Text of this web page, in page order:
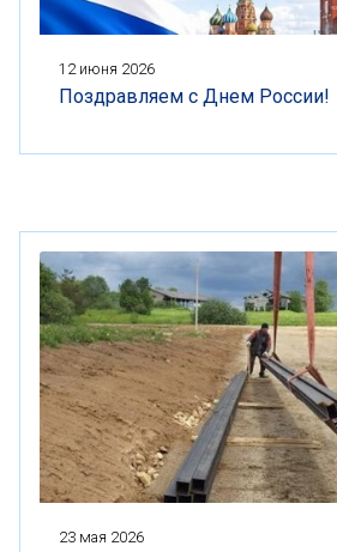
12 июня 2026
Поздравляем с Днем России!
23 мая 2026